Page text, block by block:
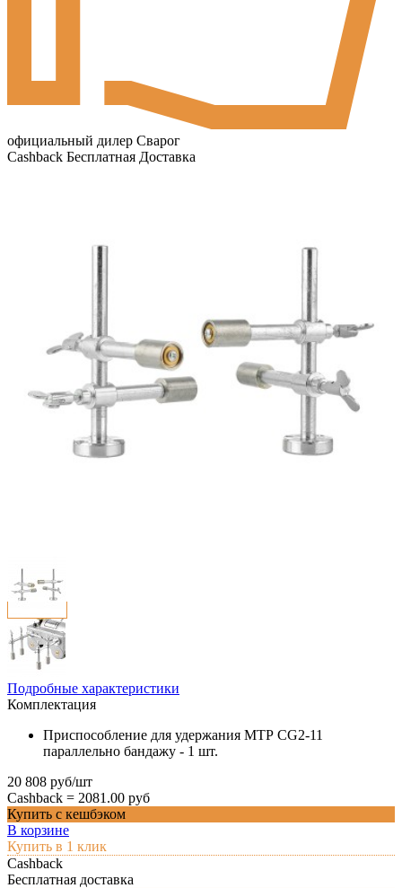
официальный дилер Сварог
Cashback Бесплатная Доставка
Подробные характеристики
Комплектация
Приспособление для удержания МТР CG2-11
параллельно бандажу - 1 шт.
20 808 руб/шт
Cashback = 2081.00 руб
Купить с кешбэком
В корзине
Купить в 1 клик
Cashback
Бесплатная доставка